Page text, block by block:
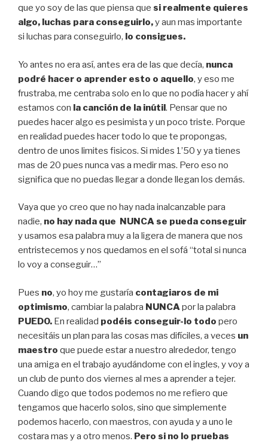
que yo soy de las que piensa que si realmente quieres
algo, luchas para conseguirlo,y aun mas importante
si luchas para conseguirlo, lo consigues.
Yo antes no era así, antes era de las que decía, nunca
podré hacer o aprender esto o aquello, y eso me
frustraba, me centraba solo en lo que no podía hacer y ahí
estamos con la canción de la inútil. Pensar que no
puedes hacer algo es pesimista y un poco triste. Porque
en realidad puedes hacer todo lo que te propongas,
dentro de unos limites fisicos. Si mides 1’50 y ya tienes
mas de 20 pues nunca vas a medir mas. Pero eso no
significa que no puedas llegar a donde llegan los demás.
Vaya que yo creo que no hay nada inalcanzable para
nadie, no hay nada que NUNCA se pueda conseguir
y usamos esa palabra muy a la ligera de manera que nos
entristecemos y nos quedamos en el sofá “total si nunca
lo voy a conseguir…”
Pues no, yo hoy me gustaría contagiaros de mi
optimismo, cambiar la palabra NUNCApor la palabra
PUEDO. En realidad podéis conseguir-lo todo pero
necesitáis un plan para las cosas mas difíciles, a veces un
maestro que puede estar a nuestro alrededor, tengo
una amiga en el trabajo ayudándome con el ingles, y voy a
un club de punto dos viernes al mes a aprender a tejer.
Cuando digo que todos podemos no me refiero que
tengamos que hacerlo solos, sino que simplemente
podemos hacerlo, con maestros, con ayuda y a uno le
costara mas y a otro menos. Pero si no lo pruebas